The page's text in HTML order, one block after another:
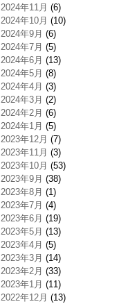
2024年11月 (6)
2024年10月 (10)
2024年9月 (6)
2024年7月 (5)
2024年6月 (13)
2024年5月 (8)
2024年4月 (3)
2024年3月 (2)
2024年2月 (6)
2024年1月 (5)
2023年12月 (7)
2023年11月 (3)
2023年10月 (53)
2023年9月 (38)
2023年8月 (1)
2023年7月 (4)
2023年6月 (19)
2023年5月 (13)
2023年4月 (5)
2023年3月 (14)
2023年2月 (33)
2023年1月 (11)
2022年12月 (13)